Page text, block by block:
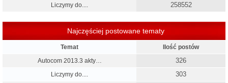
Liczymy do.... 258552
Najczęściej postowane tematy
Temat
Ilość postów
Autocom 2013.3 akty…
326
Liczymy do.... 303